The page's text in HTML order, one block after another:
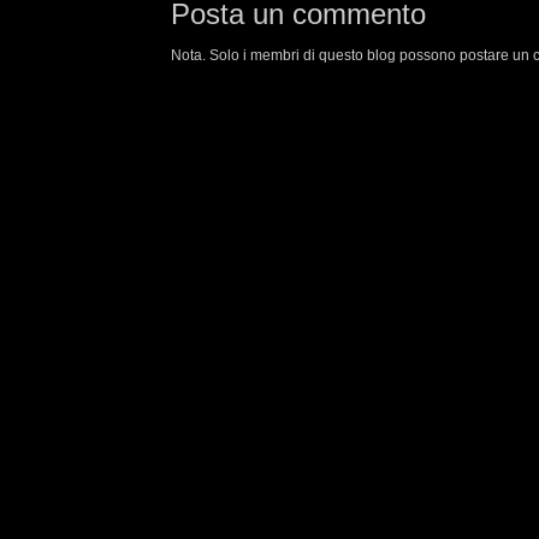
Posta un commento
Nota. Solo i membri di questo blog possono postare un